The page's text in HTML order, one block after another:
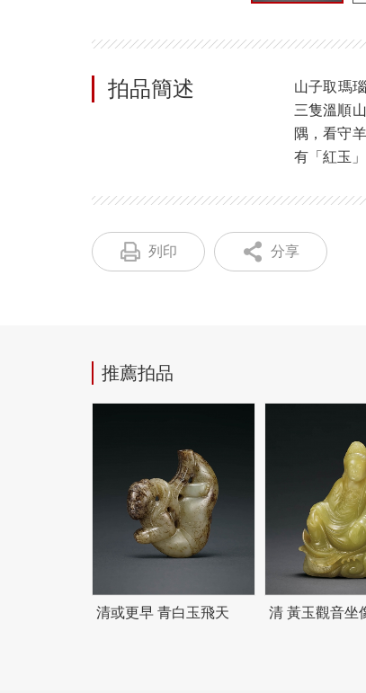
拍品簡述
山子取瑪
三隻溫順
隅，看守
有「紅玉
列印 分享
推薦拍品
清或更早 青白玉飛天 清 黃玉觀音坐